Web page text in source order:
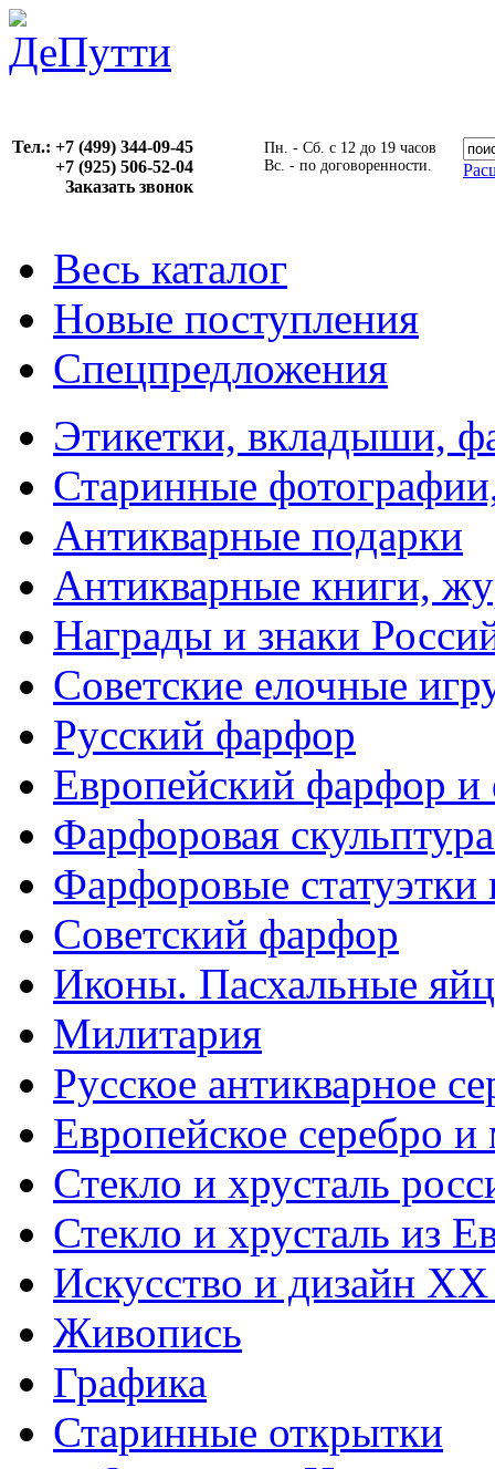
Тел.: +7 (499) 344-09-45
(925) 506-52-04
Заказать звонок
Пн. - Сб. с 12 до 19 часов
Вс. - по договоренности.
Весь каталог
Новые поступления
Спецпредложения
Этикетки, вкладыши,
Старинные
Антикварные подарки
Антикварные книги,
Награды и знаки
Советские елочные
Русский фарфор
Европейский фарфор и
Фарфоровая
Фарфоровые
Советский фарфор
Иконы. Пасхальные
Милитария
Русское антикварное
Европейское серебро
Стекло и хрусталь
Стекло и хрусталь из
Искусство и дизайн XX
Живопись
Графика
Старинные открытки